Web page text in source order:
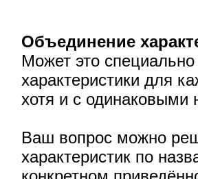
Объединение
Может это
характеристики для
хотя и с одинаковыми
Ваш вопрос можно
характеристик по